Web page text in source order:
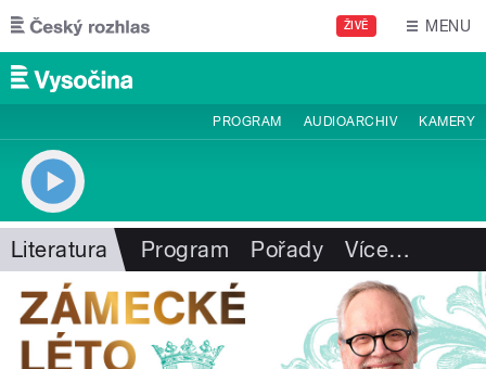
Přejít k hlavnímu obsahu
ŽIVĚ MENU
PROGRAM AUDIOARCHIV KAMERY
Literatura Program Pořady Více…